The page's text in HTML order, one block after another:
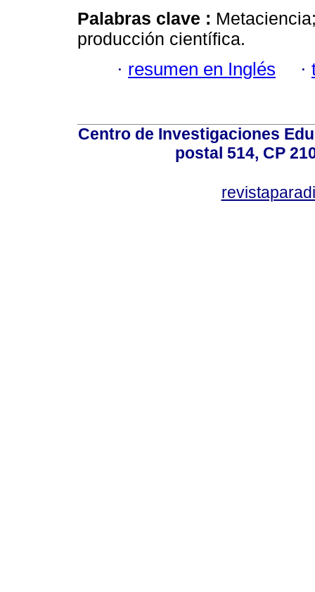
Palabras clave :
producción científica.
· resumen en Inglés ·
Centro de Investigaciones
postal 514, CP